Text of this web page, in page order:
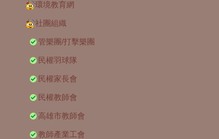
環境教育網
社團組織
管樂團/打擊樂團
民權羽球隊
民權家長會
民權教師會
高雄市教師會
教師產業工會